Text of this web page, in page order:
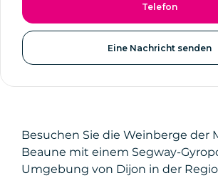
Telefon
Eine Nachricht senden
Besuchen Sie die Weinberge der
Beaune mit einem Segway-
Umgebung von Dijon in der